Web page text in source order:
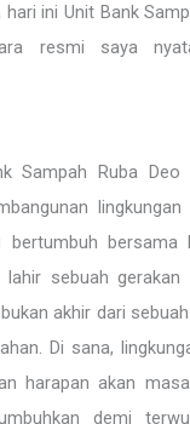
hari ini Unit Bank
resmi saya
Sampah Ruba Deo
bertumbuh bersama
lahir sebuah gerakan
akhir dari
Di sana,
harapan akan
demi